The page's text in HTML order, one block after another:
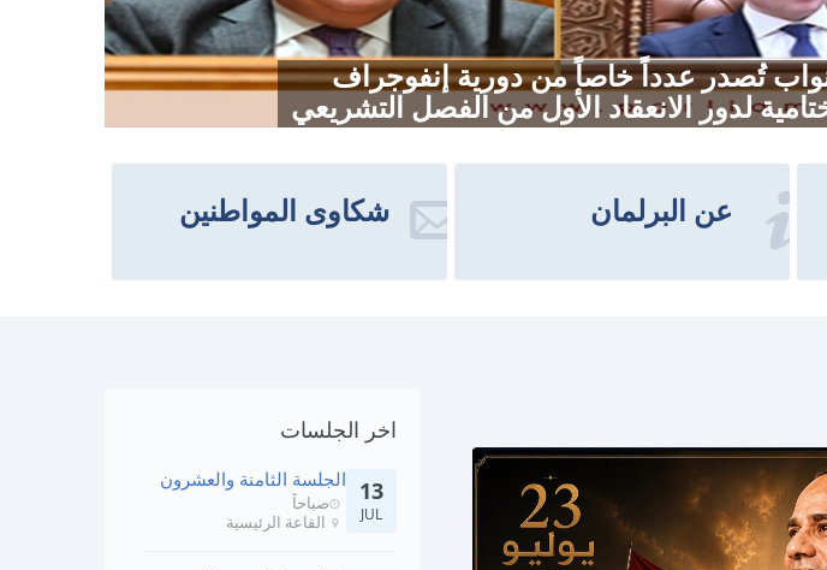
تُصدر عدداً خاصاً من دورية إنفوجراف
لدور الانعقاد الأول من الفصل التشريعي
عن البرلمان شكاوى المواطنين
اخر الجلسات
13
JUL
الجلسة الثامنة والعشرون
صباحاً
القاعة الرئيسية